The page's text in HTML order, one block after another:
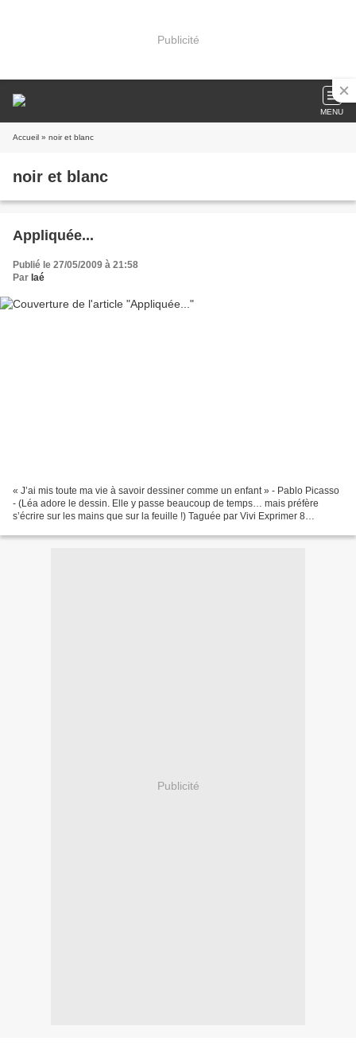
Publicité
MENU
Accueil » noir et blanc
noir et blanc
Appliquée...
Publié le 27/05/2009 à 21:58
Par laé
« J’ai mis toute ma vie à savoir dessiner comme un enfant » - Pablo Picasso
- (Léa adore le dessin. Elle y passe beaucoup de temps… mais préfère
s’écrire sur les mains que sur la feuille !) Taguée par Vivi Exprimer 8
Publicité